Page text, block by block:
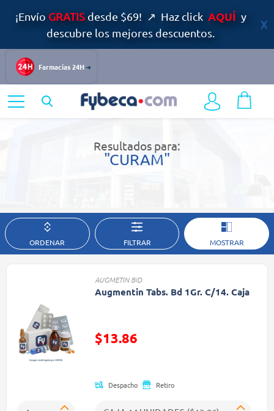
¡Envío GRATISdesde $69! ↗ Haz click AQUÍ y
descubre los mejores descuentos.
Farmacias 24H
Resultados de búsqueda
Resultados para:
"CURAM"
ORDENAR FILTRAR MOSTRAR
AUGMETIN BID
Augmentin Tabs. Bd 1Gr. C/14. Caja
$13.86
Despacho Retiro